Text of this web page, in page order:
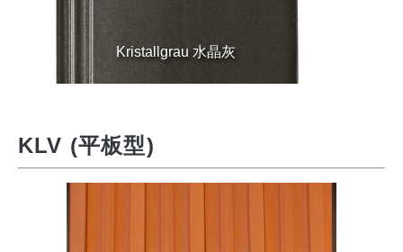
Kristallgrau 水晶灰
KLV (平板型)